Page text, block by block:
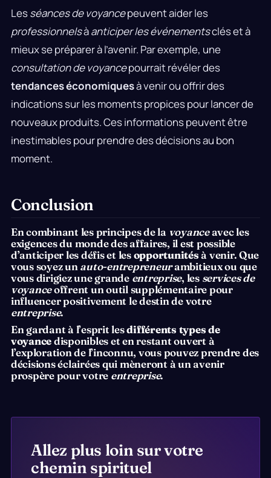
Lesséances de voyancepeuvent aider les
professionnelsàanticiper les événementsclés et à
mieux se préparer à l’avenir. Par exemple, une
consultation de voyancepourrait révéler des
tendances économiquesà venir ou offrir des
indications sur les moments propices pour lancer de
nouveaux produits. Ces informations peuvent être
inestimables pour prendre des décisions au bon
moment.
Conclusion
En combinant les principes de la voyanceavec les
exigences du monde des affaires, il est possible
d’anticiper les défis et lesopportunitésà venir. Que
vous soyez un auto-entrepreneurambitieux ou que
vous dirigiez une grande entreprise, les services de
voyanceoffrent un outil supplémentaire pour
influencer positivement le destin de votre
entreprise.
En gardant à l’esprit lesdifférents types de
voyancedisponibles et en restant ouvert à
l’exploration de l’inconnu, vous pouvez prendre des
décisions éclairées qui mèneront à un avenir
prospère pour votre entreprise.
Allez plus loin sur votre
chemin spirituel